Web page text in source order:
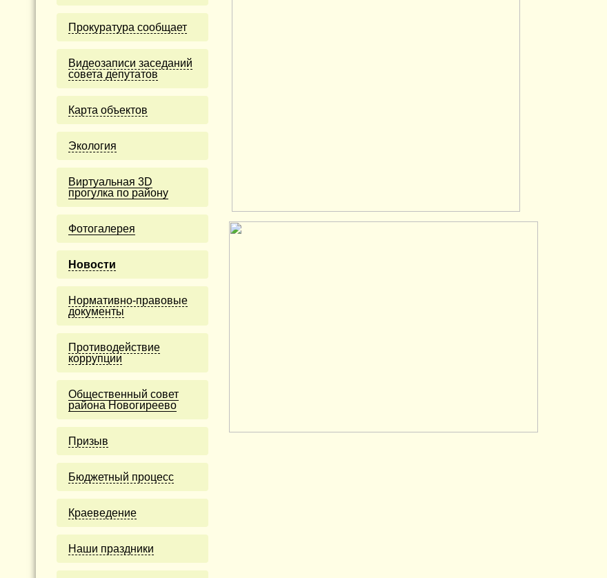
Прокуратура сообщает
Видеозаписи заседаний
совета депутатов
Карта объектов
Экология
Виртуальная 3D
прогулка по району
Фотогалерея
Новости
Нормативно-правовые
документы
Противодействие
коррупции
Общественный совет
района Новогиреево
Призыв
Бюджетный процесс
Краеведение
Наши праздники